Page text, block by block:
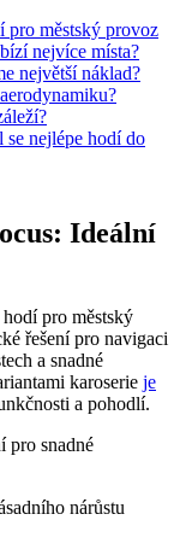
pro městský provoz
nejvíce místa?
největší náklad?
nejlépe hodí do
Ideální
pro městský
řešení pro navigaci
a snadné
karoserie je
a pohodlí.
pro snadné
nárůstu